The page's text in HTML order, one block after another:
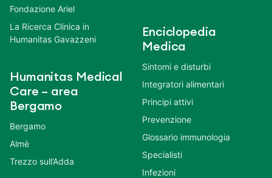
Fondazione Ariel
La Ricerca Clinica in
Humanitas Gavazzeni
Humanitas Medical
Care – area
Bergamo
Bergamo
Almè
Trezzo sull’Adda
Enciclopedia
Medica
Sintomi e disturbi
Integratori alimentari
Principi attivi
Prevenzione
Glossario immunologia
Specialisti
Infezioni